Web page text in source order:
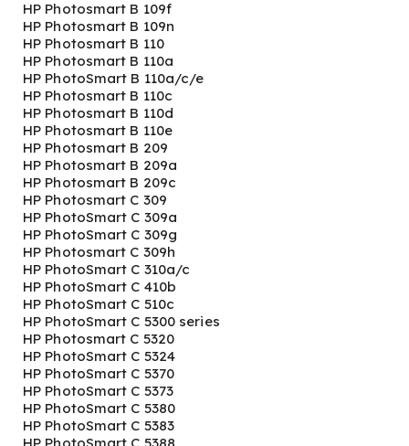
HP Photosmart B 109f
HP Photosmart B 109n
HP Photosmart B 110
HP Photosmart B 110a
HP PhotoSmart B 110a/c/e
HP Photosmart B 110c
HP Photosmart B 110d
HP Photosmart B 110e
HP Photosmart B 209
HP Photosmart B 209a
HP Photosmart B 209c
HP Photosmart C 309
HP PhotoSmart C 309a
HP PhotoSmart C 309g
HP Photosmart C 309h
HP PhotoSmart C 310a/c
HP PhotoSmart C 410b
HP PhotoSmart C 510c
HP PhotoSmart C 5300 series
HP Photosmart C 5320
HP PhotoSmart C 5324
HP PhotoSmart C 5370
HP PhotoSmart C 5373
HP PhotoSmart C 5380
HP PhotoSmart C 5383